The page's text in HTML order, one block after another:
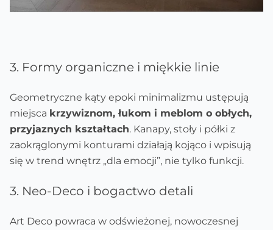
3. Formy organiczne i miękkie linie
Geometryczne kąty epoki minimalizmu ustępują
miejsca krzywiznom, łukom i meblom o obłych,
przyjaznych kształtach. Kanapy, stoły i półki z
zaokrąglonymi konturami działają kojąco i wpisują
się w trend wnętrz „dla emocji”, nie tylko funkcji.
3. Neo-Deco i bogactwo detali
Art Deco powraca w odświeżonej, nowoczesnej